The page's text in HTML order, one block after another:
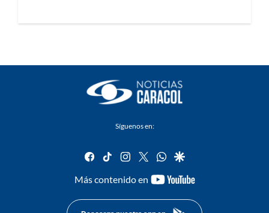
Síguenos en:
facebook
tiktok instagram
twitterwhatsapp
google
Más contenido en
youtube-